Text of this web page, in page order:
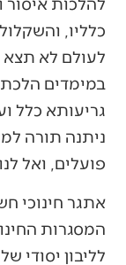
כלליו,
לעולם לא
במימדים
גריעותא כלל
ניתנה תורה
פועלים, ואל
אתגר חינוכי
המסגרות
לליבון יסודי